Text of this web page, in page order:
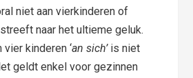
niet aan vierkinderen of
naar het ultieme geluk.
vier kinderen ‘an sich’ is niet
geldt enkel voor gezinnen